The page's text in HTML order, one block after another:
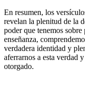
En resumen, los
revelan la plenitud de la
poder que tenemos
enseñanza,
verdadera identidad y
aferrarnos a esta verdad
otorgado.